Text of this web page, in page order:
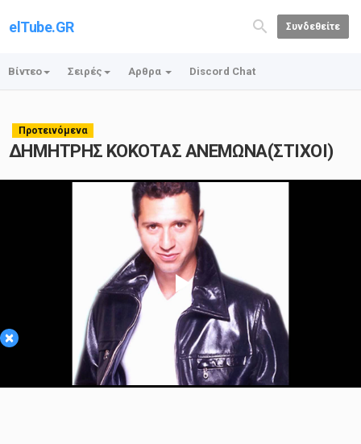
elTube.GR Συνδεθείτε
Βίντεο Σειρές Αρθρα Discord Chat
Προτεινόμενα
ΔΗΜΗΤΡΗΣ ΚΟΚΟΤΑΣ ΑΝΕΜΩΝΑ(ΣΤΙΧΟΙ)
×
Play
Video